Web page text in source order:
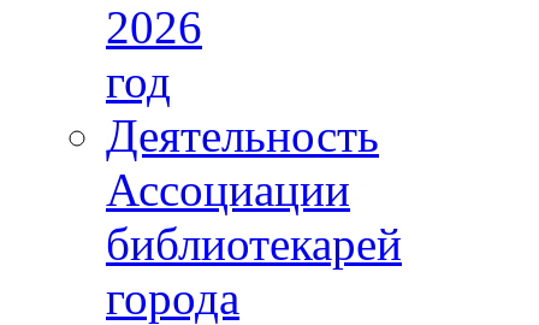
2026
год
Деятельность
Ассоциации
библиотекарей
города